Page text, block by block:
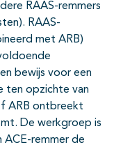
RAAS-remmers
RAAS-
met ARB)
bewijs voor een
ten opzichte van
ARB ontbreekt
De werkgroep is
ACE-remmer de